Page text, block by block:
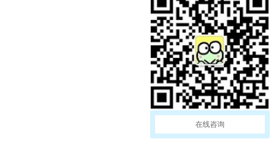
在线咨询